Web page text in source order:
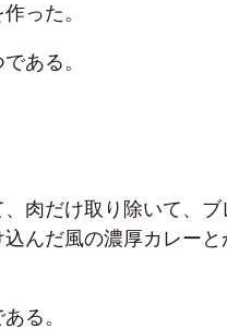
った。
ある。
肉だけ取り除いて、ブ
んだ風の濃厚カレーと
る。